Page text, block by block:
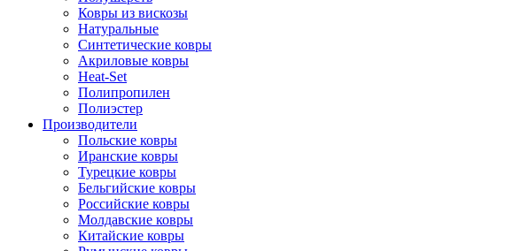
Ковры из вискозы
Натуральные
Синтетические ковры
Акриловые ковры
Heat-Set
Полипропилен
Полиэстер
Производители
Польские ковры
Иранские ковры
Турецкие ковры
Бельгийские ковры
Российские ковры
Молдавские ковры
Китайские ковры